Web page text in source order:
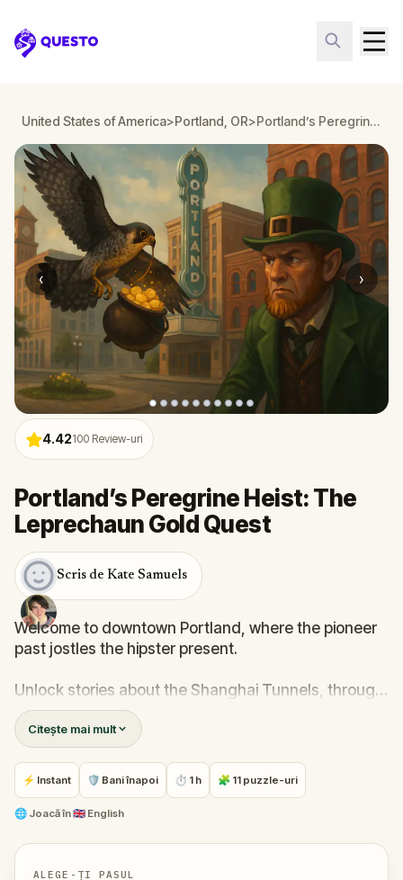
Questo
United States of America>Portland, OR> Portland’s Peregrine Heist: The Leprechaun Gold Quest
‹ ›
4.42100 Review-uri
Portland’s Peregrine Heist: The
Leprechaun Gold Quest
Scris de Kate Samuels
Welcome to downtown Portland, where the pioneer
past jostles the hipster present.
Unlock stories about the Shanghai Tunnels, through
which unsuspecting visitors were kidnapped and
carried to sea; the Portland Hotel, where
dismembered bodies were dumped; and Skidmore
Fountain, which would’ve run with beer instead of
water if civic leaders had a sense of fun.
Citește mai mult
⚡ Instant 🛡 Bani înapoi ⏱ 1 h 🧩 11 puzzle-uri
🌐 Joacă în🇬🇧 English
ALEGE-ȚI PASUL